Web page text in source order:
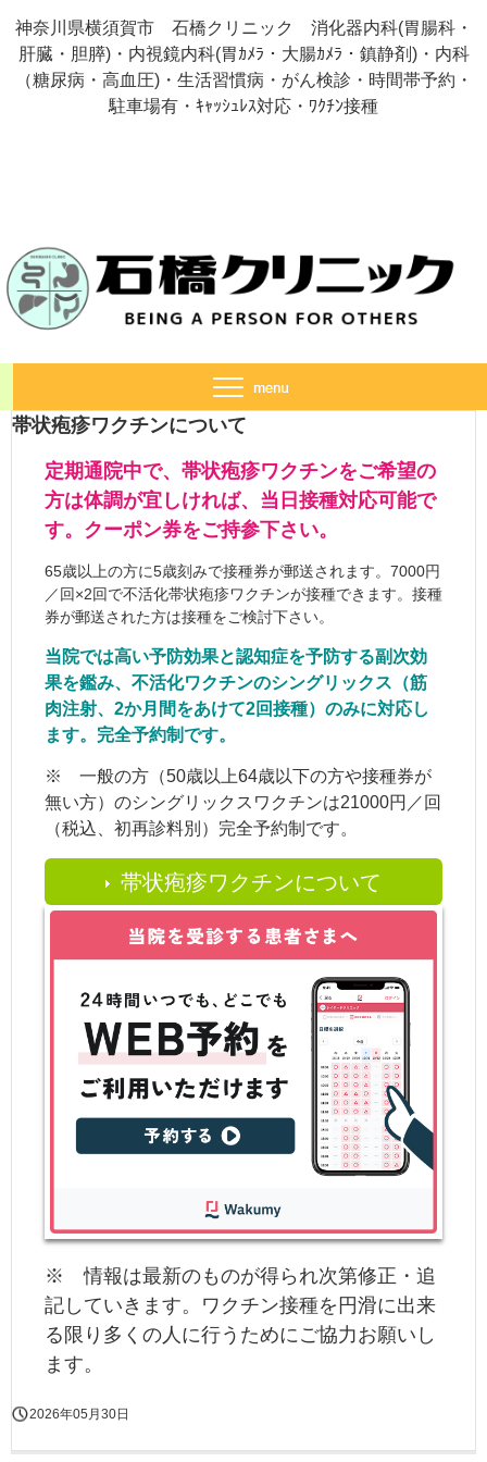
神奈川県横須賀市 石橋クリニック 消化器内科(胃腸科・
肝臓・胆膵)・内視鏡内科(胃ｶﾒﾗ・大腸ｶﾒﾗ・鎮静剤)・内科
（糖尿病・高血圧)・生活習慣病・がん検診・時間帯予約・
駐車場有・ｷｬｯｼｭﾚｽ対応・ﾜｸﾁﾝ接種
帯状疱疹ワクチンについて
定期通院中で、帯状疱疹ワクチンをご希望の
方は体調が宜しければ、当日接種対応可能で
す。クーポン券をご持参下さい。
65歳以上の方に5歳刻みで接種券が郵送されます。7000円
／回×2回で不活化帯状疱疹ワクチンが接種できます。接種
券が郵送された方は接種をご検討下さい。
当院では高い予防効果と認知症を予防する副次効
果を鑑み、不活化ワクチンのシングリックス（筋
肉注射、2か月間をあけて2回接種）のみに対応し
ます。完全予約制です。
※
一般の方（50歳以上64歳以下の方や接種券が
無い方）のシングリックスワクチンは21000円／回
（税込、初再診料別）完全予約制です。
帯状疱疹ワクチンについて
※ 情報は最新のものが得られ次第修正・追
記していきます。ワクチン接種を円滑に出来
る限り多くの人に行うためにご協力お願いし
ます。
2026年05月30日